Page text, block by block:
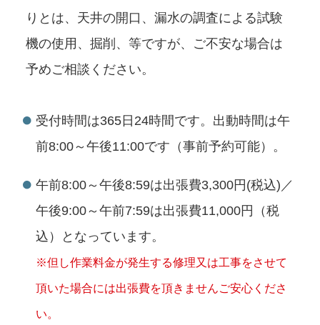
りとは、天井の開口、漏水の調査による試験
機の使用、掘削、等ですが、ご不安な場合は
予めご相談ください。
受付時間は365日24時間です。出動時間は午
前8:00～午後11:00です（事前予約可能）。
午前8:00～午後8:59は出張費3,300円(税込)／
午後9:00～午前7:59は出張費11,000円（税
込）となっています。
※但し作業料金が発生する修理又は工事をさせて
頂いた場合には出張費を頂きませんご安心くださ
い。